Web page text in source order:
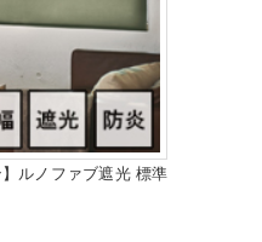
】ルノファブ遮光 標準